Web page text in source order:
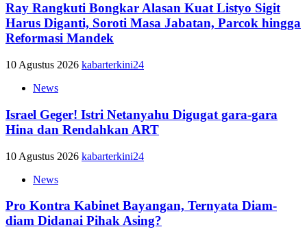
Ray Rangkuti Bongkar Alasan Kuat Listyo Sigit
Harus Diganti, Soroti Masa Jabatan, Parcok hingga
Reformasi Mandek
10 Agustus 2026 kabarterkini24
News
Israel Geger! Istri Netanyahu Digugat gara-gara
Hina dan Rendahkan ART
10 Agustus 2026 kabarterkini24
News
Pro Kontra Kabinet Bayangan, Ternyata Diam-
diam Didanai Pihak Asing?